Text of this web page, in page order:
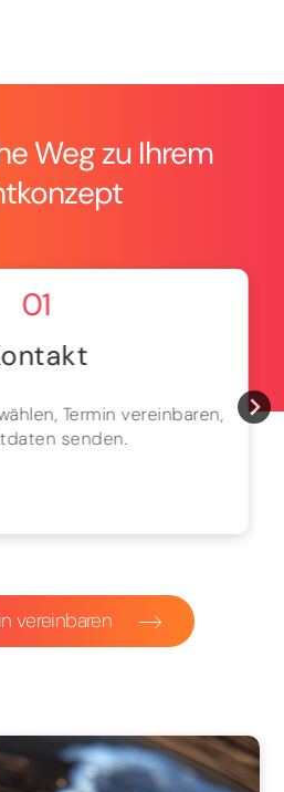
Weg zu Ihrem
01
Termin vereinbaren,
senden.
vereinbaren